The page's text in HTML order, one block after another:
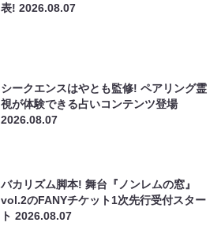
表!2026.08.07
シークエンスはやとも監修! ペアリング霊
視が体験できる占いコンテンツ登場
2026.08.07
バカリズム脚本! 舞台『ノンレムの窓』
vol.2のFANYチケット1次先行受付スター
ト2026.08.07